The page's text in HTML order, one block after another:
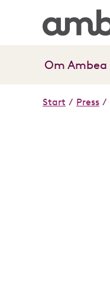
Om Ambea
Start / Press /